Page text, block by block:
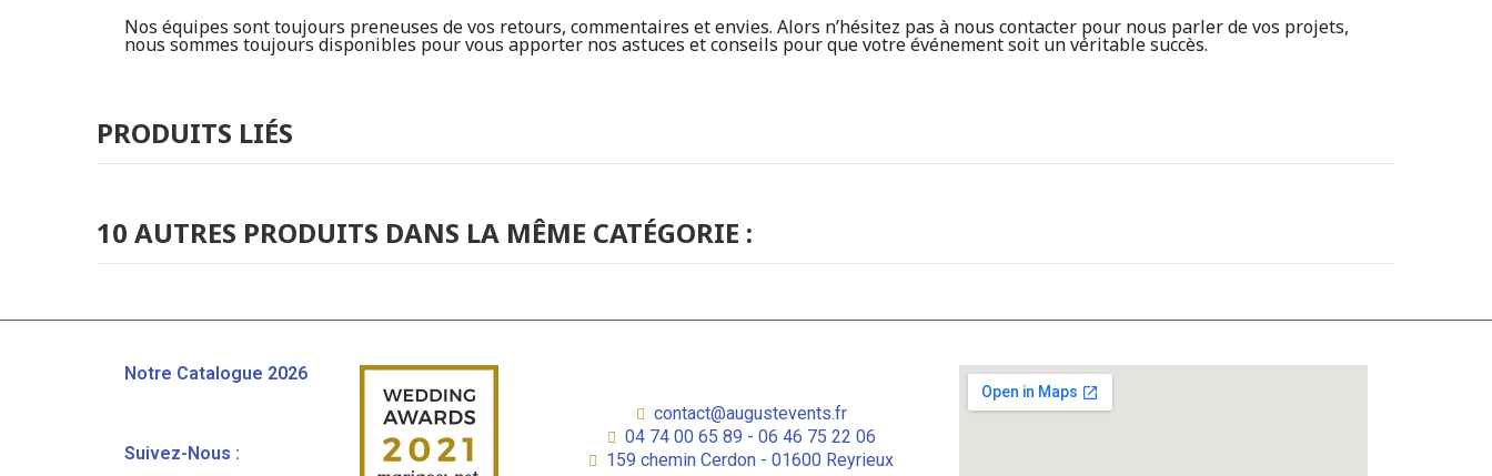
Nos équipes sont toujours preneuses de vos retours, commentaires et envies. Alors n’hésitez pas à nous contacter pour nous parler de vos projets,
nous sommes toujours disponibles pour vous apporter nos astuces et conseils pour que votre événement soit un véritable succès.
PRODUITS LIÉS
10 AUTRES PRODUITS DANS LA MÊME CATÉGORIE :
Notre Catalogue 2026
Suivez-Nous :
contact@augustevents.fr
04 74 00 65 89 - 06 46 75 22 06
159 chemin Cerdon - 01600 Reyrieux